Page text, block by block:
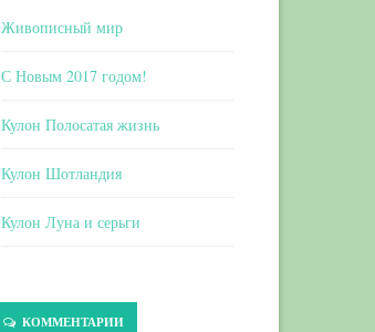
Живописный мир
С Новым 2017 годом!
Кулон Полосатая жизнь
Кулон Шотландия
Кулон Луна и серьги
КОММЕНТАРИИ